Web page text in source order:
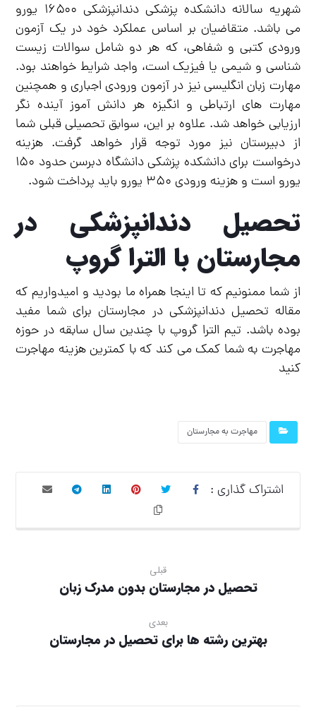
شهریه سالانه دانشکده پزشکی دندانپزشکی ۱۶۵۰۰ یورو
می باشد. متقاضیان بر اساس عملکرد خود در یک آزمون
ورودی کتبی و شفاهی، که هر دو شامل سوالات زیست
شناسی و شیمی یا فیزیک است، واجد شرایط خواهند بود.
مهارت زبان انگلیسی نیز در آزمون ورودی اجباری و همچنین
مهارت های ارتباطی و انگیزه هر دانش آموز آینده نگر
ارزیابی خواهد شد. علاوه بر این، سوابق تحصیلی قبلی شما
از دبیرستان نیز مورد توجه قرار خواهد گرفت. هزینه
درخواست برای دانشکده پزشکی دانشگاه دبرسن حدود ۱۵۰
یورو است و هزینه ورودی ۳۵۰ یورو باید پرداخت شود.
تحصیل دندانپزشکی در
مجارستان با الترا گروپ
از شما ممنونیم که تا اینجا همراه ما بودید و امیدواریم که
مقاله تحصیل دندانپزشکی در مجارستان برای شما مفید
بوده باشد. تیم الترا گروپ با چندین سال سابقه در حوزه
مهاجرت به شما کمک می کند که با کمترین هزینه مهاجرت
کنید
مهاجرت به مجارستان
قبلی
تحصیل در مجارستان بدون مدرک زبان
بعدی
بهترین رشته ها برای تحصیل در مجارستان